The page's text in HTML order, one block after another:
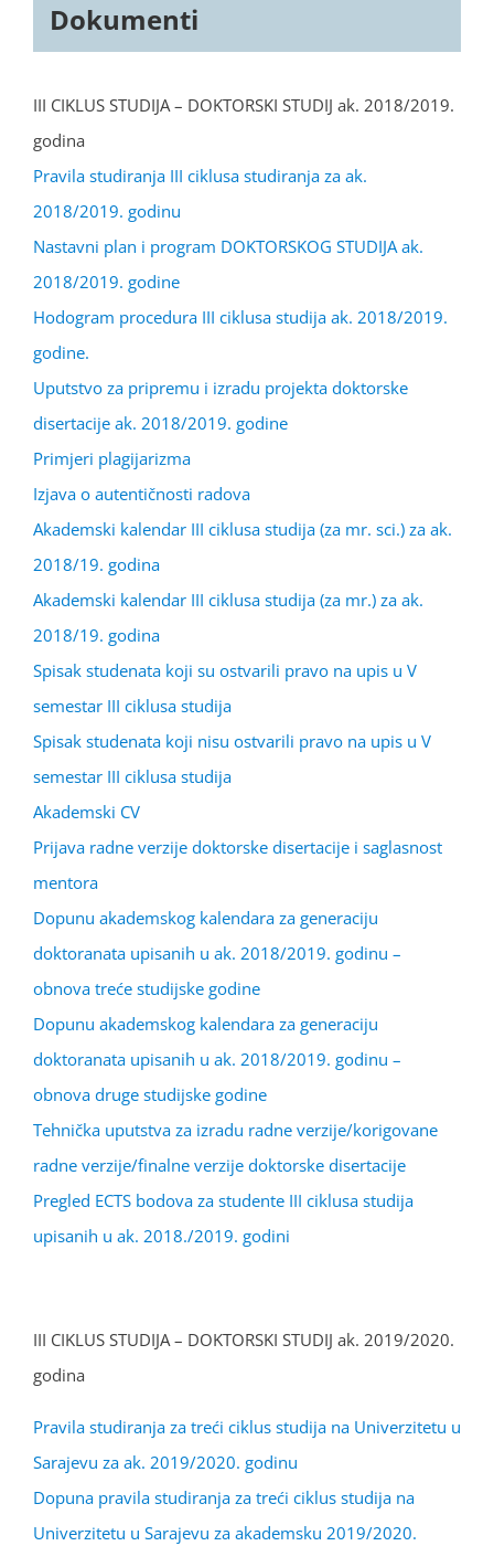
Dokumenti
III CIKLUS STUDIJA – DOKTORSKI STUDIJ ak. 2018/2019.
godina
Pravila studiranja III ciklusa studiranja za ak.
2018/2019. godinu
Nastavni plan i program DOKTORSKOG STUDIJA ak.
2018/2019. godine
Hodogram procedura III ciklusa studija ak. 2018/2019.
godine.
Uputstvo za pripremu i izradu projekta doktorske
disertacije ak. 2018/2019. godine
Primjeri plagijarizma
Izjava o autentičnosti radova
Akademski kalendar III ciklusa studija (za mr. sci.) za ak.
2018/19. godina
Akademski kalendar III ciklusa studija (za mr.) za ak.
2018/19. godina
Spisak studenata koji su ostvarili pravo na upis u V
semestar III ciklusa studija
Spisak studenata koji nisu ostvarili pravo na upis u V
semestar III ciklusa studija
Akademski CV
Prijava radne verzije doktorske disertacije i saglasnost
mentora
Dopunu akademskog kalendara za generaciju
doktoranata upisanih u ak. 2018/2019. godinu –
obnova treće studijske godine
Dopunu akademskog kalendara za generaciju
doktoranata upisanih u ak. 2018/2019. godinu –
obnova druge studijske godine
Tehnička uputstva za izradu radne verzije/korigovane
radne verzije/finalne verzije doktorske disertacije
Pregled ECTS bodova za studente III ciklusa studija
upisanih u ak. 2018./2019. godini
III CIKLUS STUDIJA – DOKTORSKI STUDIJ ak. 2019/2020.
godina
Pravila studiranja za treći ciklus studija na Univerzitetu u
Sarajevu za ak. 2019/2020. godinu
Dopuna pravila studiranja za treći ciklus studija na
Univerzitetu u Sarajevu za akademsku 2019/2020.